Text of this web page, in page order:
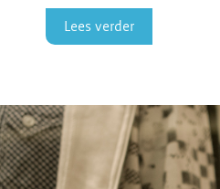
Lees verder